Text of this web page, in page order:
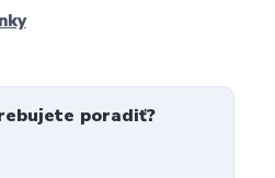
poradiť?